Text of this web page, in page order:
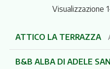
Visualizzazione
ATTICO LA TERRAZZA
B&B ALBA DI ADELE